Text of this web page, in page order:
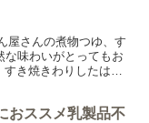
屋さんの煮物つゆ、す
な味わいがとってもお
き焼きわりしたは最
おススメ乳製品不